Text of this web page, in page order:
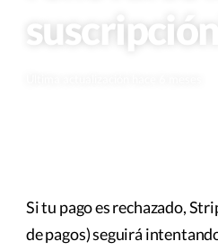
Si tu pago es rechazado,
de pagos) seguirá